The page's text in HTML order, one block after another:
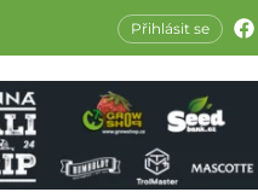
Přihlásit se